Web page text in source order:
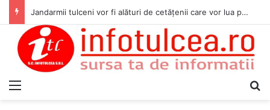
Jandarmii tulceni vor fi alături de cetățenii care vor lua parte la Festivalul Folk Țestos